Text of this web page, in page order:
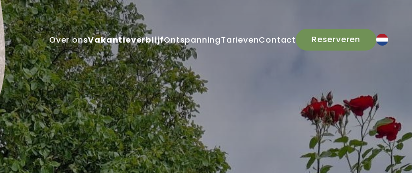
Over onsVakantieverblijfOntspanningTarievenContact Reserveren